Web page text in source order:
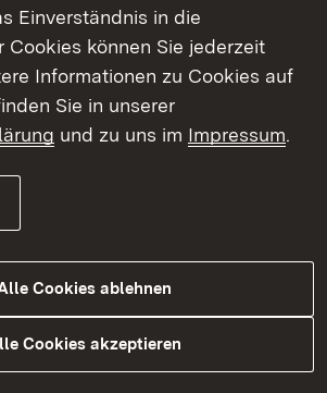
Einverständnis in die
Cookies können Sie jederzeit
Informationen zu Cookies auf
Sie in unserer
und zu uns im Impressum.
Cookies ablehnen
Cookies akzeptieren